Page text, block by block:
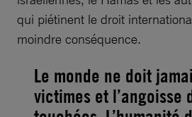
qui piétinent le droit
moindre conséquence.
Le monde ne doit
victimes et l’angoisse